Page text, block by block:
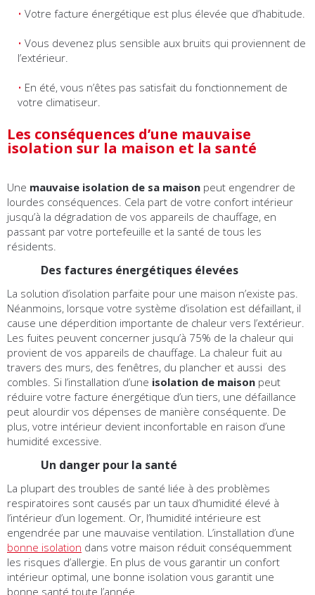
Votre facture énergétique est plus élevée que d’habitude.
Vous devenez plus sensible aux bruits qui proviennent de
l’extérieur.
En été, vous n’êtes pas satisfait du fonctionnement de
votre climatiseur.
Les conséquences d’une mauvaise
isolation sur la maison et la santé
Une mauvaise isolation de sa maison peut engendrer de
lourdes conséquences. Cela part de votre confort intérieur
jusqu’à la dégradation de vos appareils de chauffage, en
passant par votre portefeuille et la santé de tous les
résidents.
Des factures énergétiques élevées
La solution d’isolation parfaite pour une maison n’existe pas.
Néanmoins, lorsque votre système d’isolation est défaillant, il
cause une déperdition importante de chaleur vers l’extérieur.
Les fuites peuvent concerner jusqu’à 75% de la chaleur qui
provient de vos appareils de chauffage. La chaleur fuit au
travers des murs, des fenêtres, du plancher et aussi des
combles. Si l’installation d’une isolation de maison peut
réduire votre facture énergétique d’un tiers, une défaillance
peut alourdir vos dépenses de manière conséquente. De
plus, votre intérieur devient inconfortable en raison d’une
humidité excessive.
Un danger pour la santé
La plupart des troubles de santé liée à des problèmes
respiratoires sont causés par un taux d’humidité élevé à
l’intérieur d’un logement. Or, l’humidité intérieure est
engendrée par une mauvaise ventilation. L’installation d’une
bonne isolation dans votre maison réduit conséquemment
les risques d’allergie. En plus de vous garantir un confort
intérieur optimal, une bonne isolation vous garantit une
bonne santé toute l’année.